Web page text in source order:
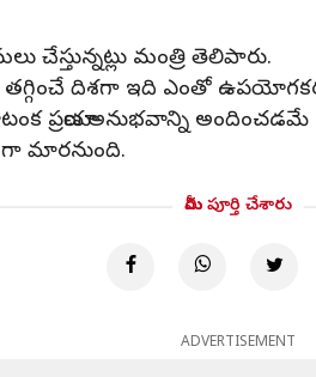
చేస్తున్నట్లు మంత్రి తెలిపారు.
దిశగా ఇది ఎంతో
అనుభవాన్ని అందించడమే
మారనుంది.
మీరు పూర్తి చేశారు
ADVERTISEMENT